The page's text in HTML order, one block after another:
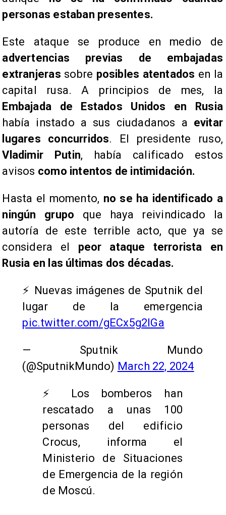
personas estaban presentes.
Este ataque se produce en medio de
advertencias previas de embajadas
extranjeras sobre posibles atentados en la
capital rusa. A principios de mes, la
Embajada de Estados Unidos en Rusia
había instado a sus ciudadanos a evitar
lugares concurridos. El presidente ruso,
Vladimir Putin, había calificado estos
avisos como intentos de intimidación.
​Hasta el momento, no se ha identificado a
ningún grupo que haya reivindicado la
autoría de este terrible acto, que ya se
considera el peor ataque terrorista en
Rusia en las últimas dos décadas.
⚡️ Nuevas imágenes de Sputnik del
lugar de la emergencia
pic.twitter.com/gECx5g2lGa
— Sputnik Mundo
(@SputnikMundo) March 22, 2024
⚡️ Los bomberos han
rescatado a unas 100
personas del edificio
Crocus, informa el
Ministerio de Situaciones
de Emergencia de la región
de Moscú.